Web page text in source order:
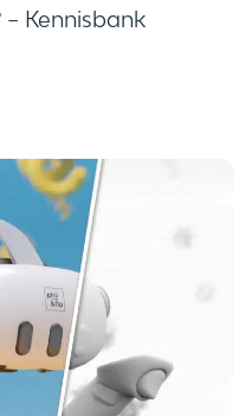
Kennisbank